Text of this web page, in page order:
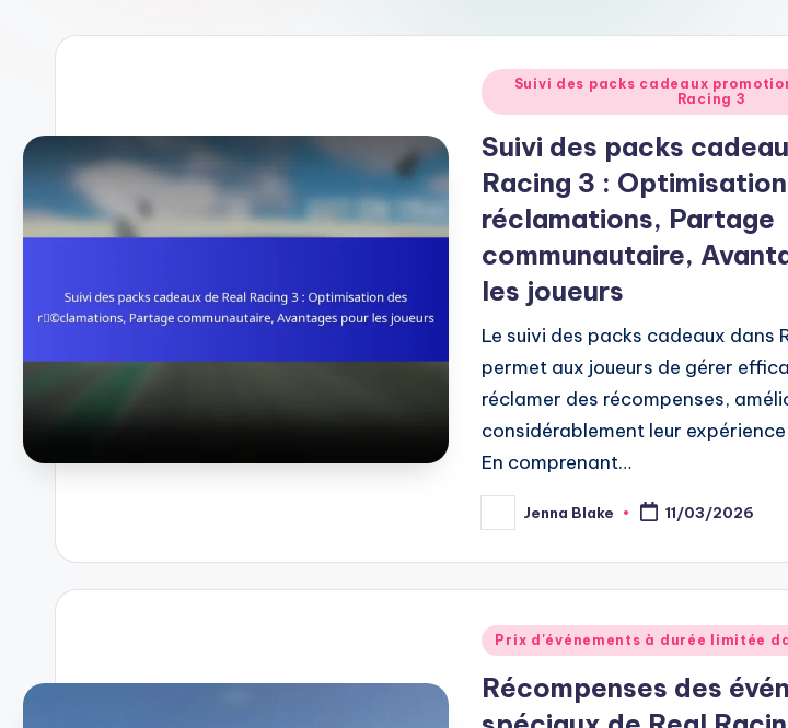
Posted
in
Suivi des packs cadeaux
Racing 3
Suivi des packs
Racing 3 :
réclamations, Partage
communautaire,
les joueurs
Le suivi des packs cadeaux dans
permet aux joueurs de gérer
réclamer des récompenses,
considérablement leur
En comprenant…
Posted
by
Jenna Blake 11/03/2026
Posted
Prix d'événements à durée limitée
Récompenses des